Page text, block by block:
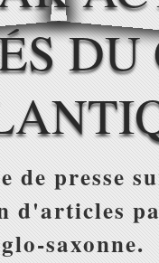
DU
de presse
saxonne.